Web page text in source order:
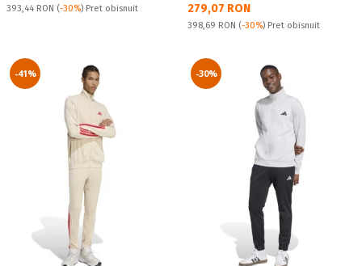
Pret obisnuit:
393,44 RON (-30%) Pret obisnuit Текуща цена:
279,07 RON
Pret obisnuit:
398,69 RON (-30%) Pret obisnuit
-41% -30%